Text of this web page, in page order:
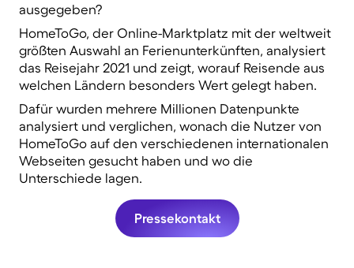
ausgegeben?
HomeToGo, der Online-Marktplatz mit der weltweit
größten Auswahl an Ferienunterkünften, analysiert
das Reisejahr 2021 und zeigt, worauf Reisende aus
welchen Ländern besonders Wert gelegt haben.
Dafür wurden mehrere Millionen Datenpunkte
analysiert und verglichen, wonach die Nutzer von
HomeToGo auf den verschiedenen internationalen
Webseiten gesucht haben und wo die
Unterschiede lagen.
Pressekontakt